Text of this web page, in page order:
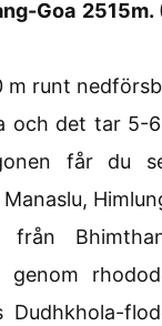
Goa
m runt
och det tar 5-
får du
från
Dudhkhola-